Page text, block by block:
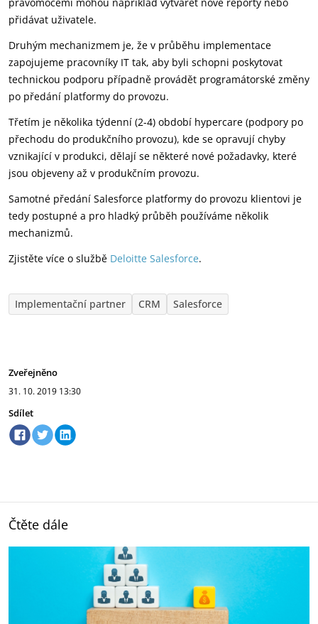
pravomocemi mohou například vytvářet nové reporty nebo
přidávat uživatele.
Druhým mechanizmem je, že v průběhu implementace
zapojujeme pracovníky IT tak, aby byli schopni poskytovat
technickou podporu případně provádět programátorské změny
po předání platformy do provozu.
Třetím je několika týdenní (2-4) období hypercare (podpory po
přechodu do produkčního provozu), kde se opravují chyby
vznikající v produkci, dělají se některé nové požadavky, které
jsou objeveny až v produkčním provozu.
Samotné předání Salesforce platformy do provozu klientovi je
tedy postupné a pro hladký průběh používáme několik
mechanizmů.
Zjistěte více o službě Deloitte Salesforce.
Implementační partner CRM Salesforce
Zveřejněno
31. 10. 2019 13:30
Sdílet
Čtěte dále